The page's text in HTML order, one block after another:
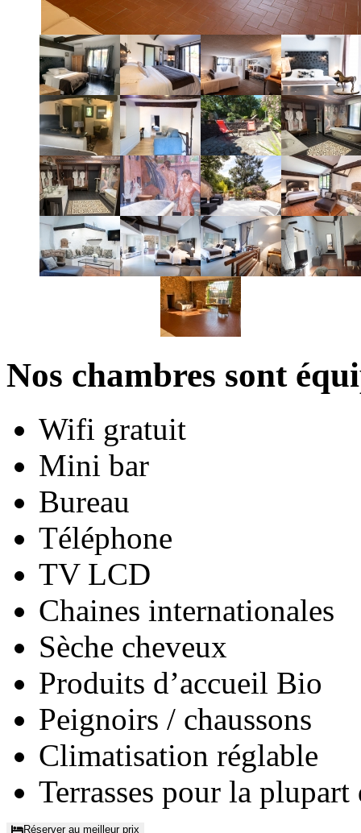
Nos chambres sont
Wifi gratuit
Mini bar
Bureau
Téléphone
TV LCD
Chaines internationales
Sèche cheveux
Produits d’accueil Bio
Peignoirs / chaussons
Climatisation réglable
Terrasses pour la plupart
Réserver au meilleur prix